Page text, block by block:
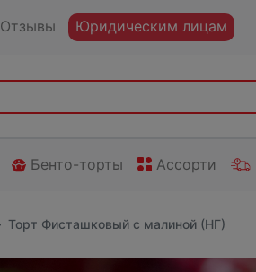
Отзывы Юридическим лицам
Бенто-торты Ассорти
Торт Фисташковый с малиной (НГ)